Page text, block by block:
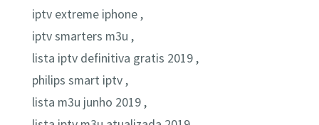
iptv extreme iphone ,
iptv smarters m3u ,
lista iptv definitiva gratis 2019 ,
philips smart iptv ,
lista m3u junho 2019 ,